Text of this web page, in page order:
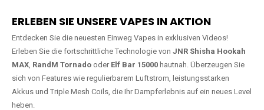
ERLEBEN SIE UNSERE VAPES IN AKTION
Entdecken Sie die neuesten Einweg Vapes in exklusiven Videos!
Erleben Sie die fortschrittliche Technologie von JNR Shisha Hookah
MAX, RandM Tornado oder Elf Bar 15000 hautnah. Überzeugen Sie
sich von Features wie regulierbarem Luftstrom, leistungsstarken
Akkus und Triple Mesh Coils, die Ihr Dampferlebnis auf ein neues Level
heben.